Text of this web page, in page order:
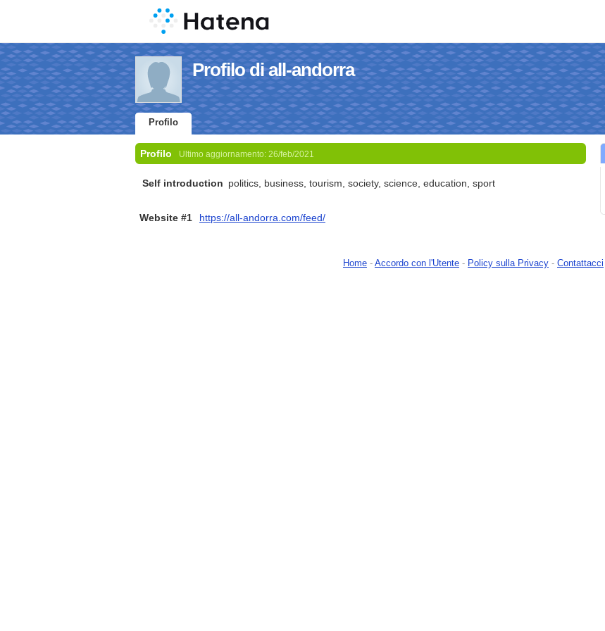
Profilo di all-andorra
Profilo
Profilo Ultimo aggiornamento: 26/feb/2021
Self introduction politics, business, tourism, society, science, education, sport
Website #1 https://all-andorra.com/feed/
Home - Accordo con l'Utente - Policy sulla Privacy - Contattacci